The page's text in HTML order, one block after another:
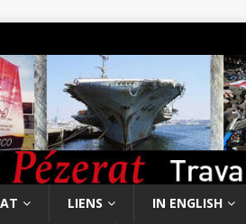
LIENS IN ENGLISH